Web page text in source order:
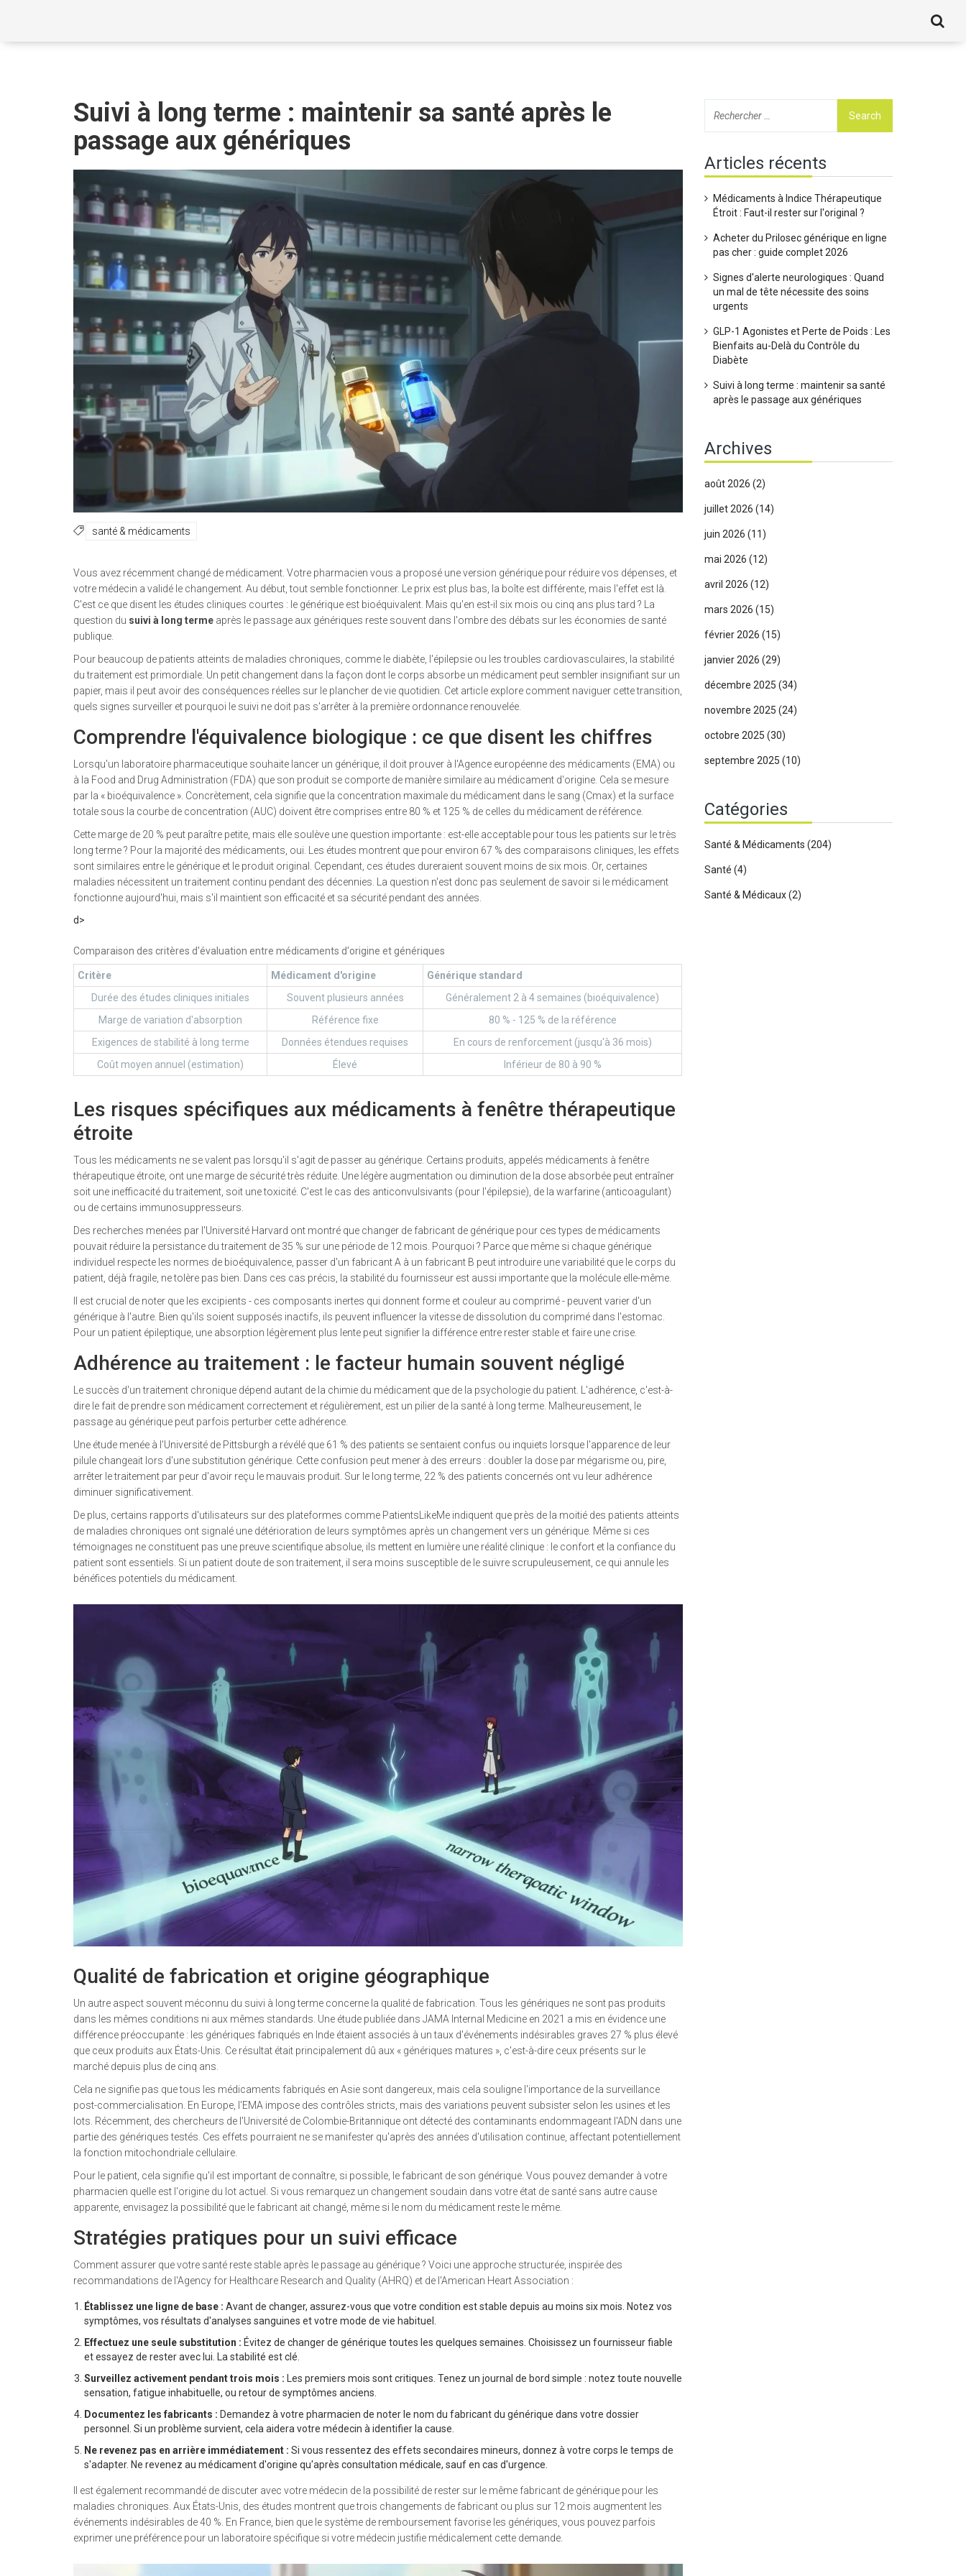
Suivi à long terme : maintenir sa santé après le
passage aux génériques
santé & médicaments
Vous avez récemment changé de médicament. Votre pharmacien vous a proposé une version générique pour réduire vos dépenses, et
votre médecin a validé le changement. Au début, tout semble fonctionner. Le prix est plus bas, la boîte est différente, mais l'effet est là.
C'est ce que disent les études cliniques courtes : le générique est bioéquivalent. Mais qu'en est-il six mois ou cinq ans plus tard ? La
question du suivi à long terme après le passage aux génériques reste souvent dans l'ombre des débats sur les économies de santé
publique.
Pour beaucoup de patients atteints de maladies chroniques, comme le diabète, l'épilepsie ou les troubles cardiovasculaires, la stabilité
du traitement est primordiale. Un petit changement dans la façon dont le corps absorbe un médicament peut sembler insignifiant sur un
papier, mais il peut avoir des conséquences réelles sur le plancher de vie quotidien. Cet article explore comment naviguer cette transition,
quels signes surveiller et pourquoi le suivi ne doit pas s'arrêter à la première ordonnance renouvelée.
Comprendre l'équivalence biologique : ce que disent les chiffres
Lorsqu'un laboratoire pharmaceutique souhaite lancer un générique, il doit prouver à l'Agence européenne des médicaments (EMA) ou
à la Food and Drug Administration (FDA) que son produit se comporte de manière similaire au médicament d'origine. Cela se mesure
par la « bioéquivalence ». Concrètement, cela signifie que la concentration maximale du médicament dans le sang (Cmax) et la surface
totale sous la courbe de concentration (AUC) doivent être comprises entre 80 % et 125 % de celles du médicament de référence.
Cette marge de 20 % peut paraître petite, mais elle soulève une question importante : est-elle acceptable pour tous les patients sur le très
long terme ? Pour la majorité des médicaments, oui. Les études montrent que pour environ 67 % des comparaisons cliniques, les effets
sont similaires entre le générique et le produit original. Cependant, ces études dureraient souvent moins de six mois. Or, certaines
maladies nécessitent un traitement continu pendant des décennies. La question n'est donc pas seulement de savoir si le médicament
fonctionne aujourd'hui, mais s'il maintient son efficacité et sa sécurité pendant des années.
d>
Comparaison des critères d'évaluation entre médicaments d'origine et génériques
Critère Médicament d'origine
Générique standard
Durée des études cliniques initiales
Souvent plusieurs années
Généralement 2 à 4 semaines (bioéquivalence)
Marge de variation d'absorption
Référence fixe
80 % - 125 % de la référence
Exigences de stabilité à long terme
Données étendues requises
En cours de renforcement (jusqu'à 36 mois)
Coût moyen annuel (estimation)
Élevé Inférieur de 80 à 90 %
Les risques spécifiques aux médicaments à fenêtre thérapeutique
étroite
Tous les médicaments ne se valent pas lorsqu'il s'agit de passer au générique. Certains produits, appelés médicaments à fenêtre
thérapeutique étroite , ont une marge de sécurité très réduite. Une légère augmentation ou diminution de la dose absorbée peut entraîner
soit une inefficacité du traitement, soit une toxicité. C'est le cas des anticonvulsivants (pour l'épilepsie), de la warfarine (anticoagulant)
ou de certains immunosuppresseurs.
Des recherches menées par l'Université Harvard ont montré que changer de fabricant de générique pour ces types de médicaments
pouvait réduire la persistance du traitement de 35 % sur une période de 12 mois. Pourquoi ? Parce que même si chaque générique
individuel respecte les normes de bioéquivalence, passer d'un fabricant A à un fabricant B peut introduire une variabilité que le corps du
patient, déjà fragile, ne tolère pas bien. Dans ces cas précis, la stabilité du fournisseur est aussi importante que la molécule elle-même.
Il est crucial de noter que les excipients - ces composants inertes qui donnent forme et couleur au comprimé - peuvent varier d'un
générique à l'autre. Bien qu'ils soient supposés inactifs, ils peuvent influencer la vitesse de dissolution du comprimé dans l'estomac.
Pour un patient épileptique, une absorption légèrement plus lente peut signifier la différence entre rester stable et faire une crise.
Adhérence au traitement : le facteur humain souvent négligé
Le succès d'un traitement chronique dépend autant de la chimie du médicament que de la psychologie du patient. L'adhérence, c'est-à-
dire le fait de prendre son médicament correctement et régulièrement, est un pilier de la santé à long terme. Malheureusement, le
passage au générique peut parfois perturber cette adhérence.
Une étude menée à l'Université de Pittsburgh a révélé que 61 % des patients se sentaient confus ou inquiets lorsque l'apparence de leur
pilule changeait lors d'une substitution générique. Cette confusion peut mener à des erreurs : doubler la dose par mégarisme ou, pire,
arrêter le traitement par peur d'avoir reçu le mauvais produit. Sur le long terme, 22 % des patients concernés ont vu leur adhérence
diminuer significativement.
De plus, certains rapports d'utilisateurs sur des plateformes comme PatientsLikeMe indiquent que près de la moitié des patients atteints
de maladies chroniques ont signalé une détérioration de leurs symptômes après un changement vers un générique. Même si ces
témoignages ne constituent pas une preuve scientifique absolue, ils mettent en lumière une réalité clinique : le confort et la confiance du
patient sont essentiels. Si un patient doute de son traitement, il sera moins susceptible de le suivre scrupuleusement, ce qui annule les
bénéfices potentiels du médicament.
Qualité de fabrication et origine géographique
Un autre aspect souvent méconnu du suivi à long terme concerne la qualité de fabrication. Tous les génériques ne sont pas produits
dans les mêmes conditions ni aux mêmes standards. Une étude publiée dans JAMA Internal Medicine en 2021 a mis en évidence une
différence préoccupante : les génériques fabriqués en Inde étaient associés à un taux d'événements indésirables graves 27 % plus élevé
que ceux produits aux États-Unis. Ce résultat était principalement dû aux « génériques matures », c'est-à-dire ceux présents sur le
marché depuis plus de cinq ans.
Cela ne signifie pas que tous les médicaments fabriqués en Asie sont dangereux, mais cela souligne l'importance de la surveillance
post-commercialisation. En Europe, l'EMA impose des contrôles stricts, mais des variations peuvent subsister selon les usines et les
lots. Récemment, des chercheurs de l'Université de Colombie-Britannique ont détecté des contaminants endommageant l'ADN dans une
partie des génériques testés. Ces effets pourraient ne se manifester qu'après des années d'utilisation continue, affectant potentiellement
la fonction mitochondriale cellulaire.
Pour le patient, cela signifie qu'il est important de connaître, si possible, le fabricant de son générique. Vous pouvez demander à votre
pharmacien quelle est l'origine du lot actuel. Si vous remarquez un changement soudain dans votre état de santé sans autre cause
apparente, envisagez la possibilité que le fabricant ait changé, même si le nom du médicament reste le même.
Stratégies pratiques pour un suivi efficace
Comment assurer que votre santé reste stable après le passage au générique ? Voici une approche structurée, inspirée des
recommandations de l'Agency for Healthcare Research and Quality (AHRQ) et de l'American Heart Association :
Établissez une ligne de base : Avant de changer, assurez-vous que votre condition est stable depuis au moins six mois. Notez vos
symptômes, vos résultats d'analyses sanguines et votre mode de vie habituel.
Effectuez une seule substitution : Évitez de changer de générique toutes les quelques semaines. Choisissez un fournisseur fiable
et essayez de rester avec lui. La stabilité est clé.
Surveillez activement pendant trois mois : Les premiers mois sont critiques. Tenez un journal de bord simple : notez toute nouvelle
sensation, fatigue inhabituelle, ou retour de symptômes anciens.
Documentez les fabricants : Demandez à votre pharmacien de noter le nom du fabricant du générique dans votre dossier
personnel. Si un problème survient, cela aidera votre médecin à identifier la cause.
Ne revenez pas en arrière immédiatement : Si vous ressentez des effets secondaires mineurs, donnez à votre corps le temps de
s'adapter. Ne revenez au médicament d'origine qu'après consultation médicale, sauf en cas d'urgence.
Il est également recommandé de discuter avec votre médecin de la possibilité de rester sur le même fabricant de générique pour les
maladies chroniques. Aux États-Unis, des études montrent que trois changements de fabricant ou plus sur 12 mois augmentent les
événements indésirables de 40 %. En France, bien que le système de remboursement favorise les génériques, vous pouvez parfois
exprimer une préférence pour un laboratoire spécifique si votre médecin justifie médicalement cette demande.
Articles récents
Médicaments à Indice Thérapeutique
Étroit : Faut-il rester sur l'original ?
Acheter du Prilosec générique en ligne
pas cher : guide complet 2026
Signes d'alerte neurologiques : Quand
un mal de tête nécessite des soins
urgents
GLP-1 Agonistes et Perte de Poids : Les
Bienfaits au-Delà du Contrôle du
Diabète
Suivi à long terme : maintenir sa santé
après le passage aux génériques
Archives
août 2026 (2)
juillet 2026 (14)
juin 2026 (11)
mai 2026 (12)
avril 2026 (12)
mars 2026 (15)
février 2026 (15)
janvier 2026 (29)
décembre 2025 (34)
novembre 2025 (24)
octobre 2025 (30)
septembre 2025 (10)
Catégories
Santé & Médicaments (204)
Santé (4)
Santé & Médicaux(2)